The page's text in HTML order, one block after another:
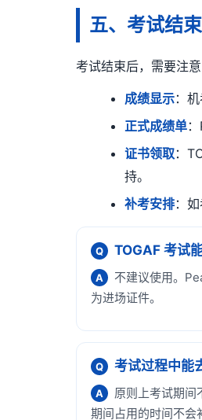
五、考试结
考试结束后，需要注意
成绩显示：
正式成绩单
证书领取：
持。
补考安排：
Q TOGAF 考试
A
不建议使用。
为进场证件。
Q 考试过程中能
A
原则上考试期间
期间占用的时间不会